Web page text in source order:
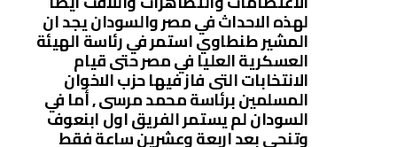
لهذه الاحداث في مصر والسودان يجد ان
المشير طنطاوي استمر في رئاسة الهيئة
العسكرية العليا في مصر حتى قيام
الانتخابات التى فاز فيها حزب الاخوان
المسلمين برئاسة محمد مرسى , أما في
السودان لم يستمر الفريق اول ابنعوف
وتنحي بعد اربعة وعشرين ساعة فقط